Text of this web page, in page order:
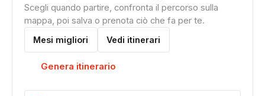
Scegli quando partire, confronta il percorso sulla
mappa, poi salva o prenota ciò che fa per te.
Mesi migliori Vedi itinerari
Genera itinerario